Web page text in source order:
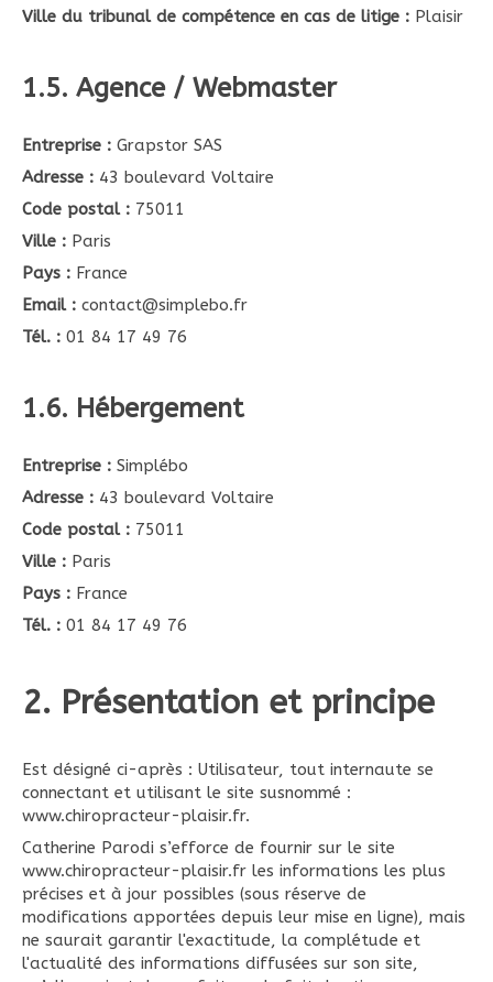
Ville du tribunal de compétence en cas de litige : Plaisir
1.5. Agence / Webmaster
Entreprise : Grapstor SAS
Adresse : 43 boulevard Voltaire
Code postal : 75011
Ville : Paris
Pays : France
Email : contact@simplebo.fr
Tél. : 01 84 17 49 76
1.6. Hébergement
Entreprise : Simplébo
Adresse : 43 boulevard Voltaire
Code postal : 75011
Ville : Paris
Pays : France
Tél. : 01 84 17 49 76
2. Présentation et principe
Est désigné ci-après : Utilisateur, tout internaute se
connectant et utilisant le site susnommé :
www.chiropracteur-plaisir.fr.
Catherine Parodi s’efforce de fournir sur le site
www.chiropracteur-plaisir.fr les informations les plus
précises et à jour possibles (sous réserve de
modifications apportées depuis leur mise en ligne), mais
ne saurait garantir l'exactitude, la complétude et
l'actualité des informations diffusées sur son site,